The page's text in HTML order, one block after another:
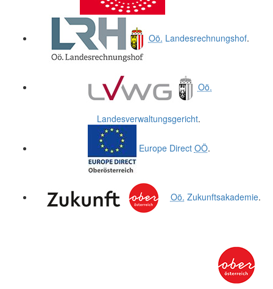
Oö. Landesrechnungshof.
Oö.
Landesverwaltungsgericht.
Europe Direct OÖ.
Oö. Zukunftsakademie.